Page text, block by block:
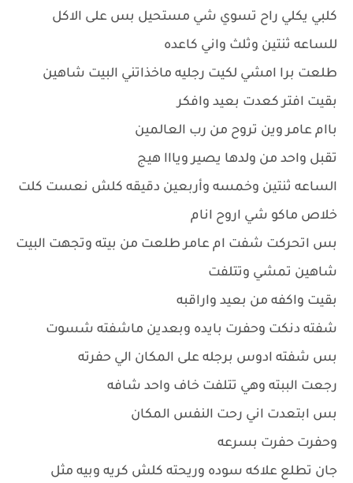
كلبي يكلي راح تسوي شي مستحيل بس على الاكل
للساعه ثنتين وثلث واني كاعده
طلعت برا امشي لكيت رجليه ماخذاتني البيت شاهين
بقيت افتر كعدت بعيد وافكر
باام عامر وين تروح من رب العالمين
تقبل واحد من ولدها يصير ويااا هيج
الساعه ثنتين وخمسه وأربعين دقيقه كلش نعست كلت
خلاص ماكو شي اروح انام
بس اتحركت شفت ام عامر طلعت من بيته وتجهت البيت
شاهين تمشي وتتلفت
بقيت واكفه من بعيد واراقبه
شفته دنكت وحفرت بايده وبعدين ماشفته شسوت
بس شفته ادوس برجله على المكان الي حفرته
رجعت الببته وهي تتلفت خاف واحد شافه
بس ابتعدت اني رحت النفس المكان
وحفرت حفرت بسرعه
جان تطلع علاكه سوده وريحته كلش كريه وبيه مثل